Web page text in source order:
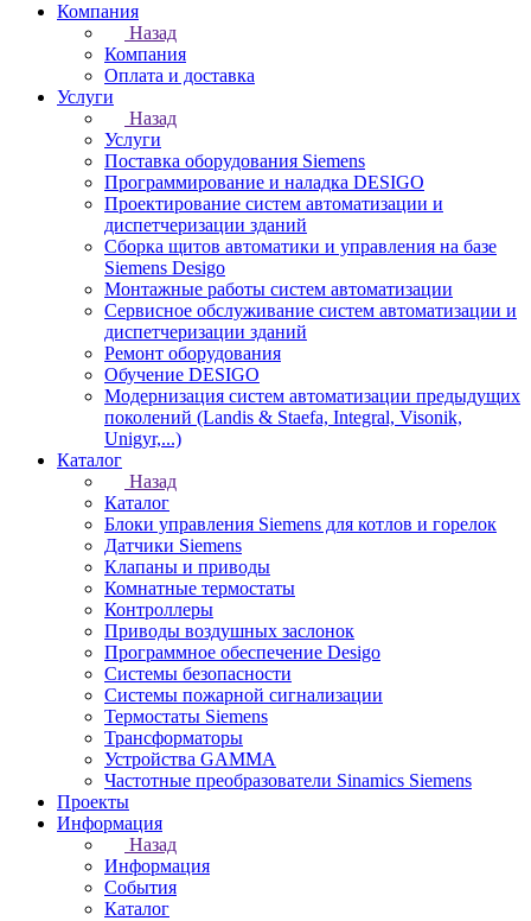
Компания
Назад
Компания
Оплата и доставка
Услуги
Назад
Услуги
Поставка оборудования Siemens
Программирование и наладка DESIGO
Проектирование систем автоматизации и
диспетчеризации зданий
Сборка щитов автоматики и управления на базе
Siemens Desigo
Монтажные работы систем автоматизации
Сервисное обслуживание систем автоматизации и
диспетчеризации зданий
Ремонт оборудования
Обучение DESIGO
Модернизация систем автоматизации предыдущих
поколений (Landis & Staefa, Integral, Visonik,
Unigyr,...)
Каталог
Назад
Каталог
Блоки управления Siemens для котлов и горелок
Датчики Siemens
Клапаны и приводы
Комнатные термостаты
Контроллеры
Приводы воздушных заслонок
Программное обеспечение Desigo
Системы безопасности
Системы пожарной сигнализации
Термостаты Siemens
Трансформаторы
Устройства GAMMA
Частотные преобразователи Sinamics Siemens
Проекты
Информация
Назад
Информация
События
Каталог